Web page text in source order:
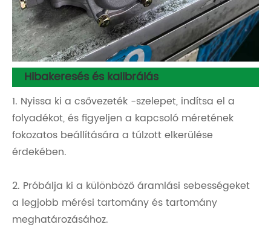
Hibakeresés és kalibrálás
1. Nyissa ki a csővezeték -szelepet, indítsa el a
folyadékot, és figyeljen a kapcsoló méretének
fokozatos beállítására a túlzott elkerülése
érdekében.
2. Próbálja ki a különböző áramlási sebességeket
a legjobb mérési tartomány és tartomány
meghatározásához.